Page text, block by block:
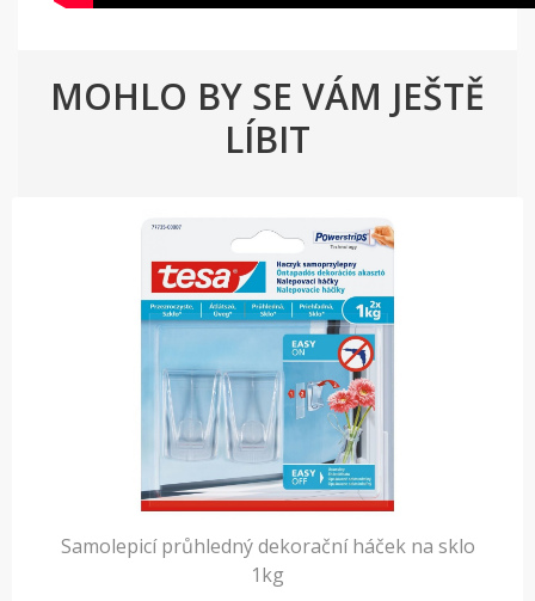
MOHLO BY SE VÁM JEŠTĚ
LÍBIT
Samolepicí průhledný dekorační háček na sklo
1kg